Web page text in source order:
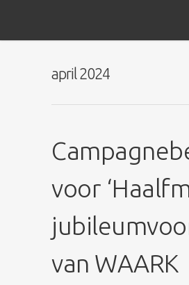
april 2024
voor
van WAARK